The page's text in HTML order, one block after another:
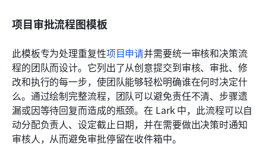
项目审批流程图模板
此模板专为处理重复性项目申请并需要统一审核和决策流
程的团队而设计。它列出了从创意提交到审核、审批、修
改和执行的每一步，使团队能够轻松明确谁在何时决定什
么。通过绘制完整流程，团队可以避免责任不清、步骤遗
漏或因等待回复而造成的瓶颈。在 Lark 中，此流程可以自
动分配负责人、设定截止日期，并在需要做出决策时通知
审核人，从而避免审批停留在收件箱中。